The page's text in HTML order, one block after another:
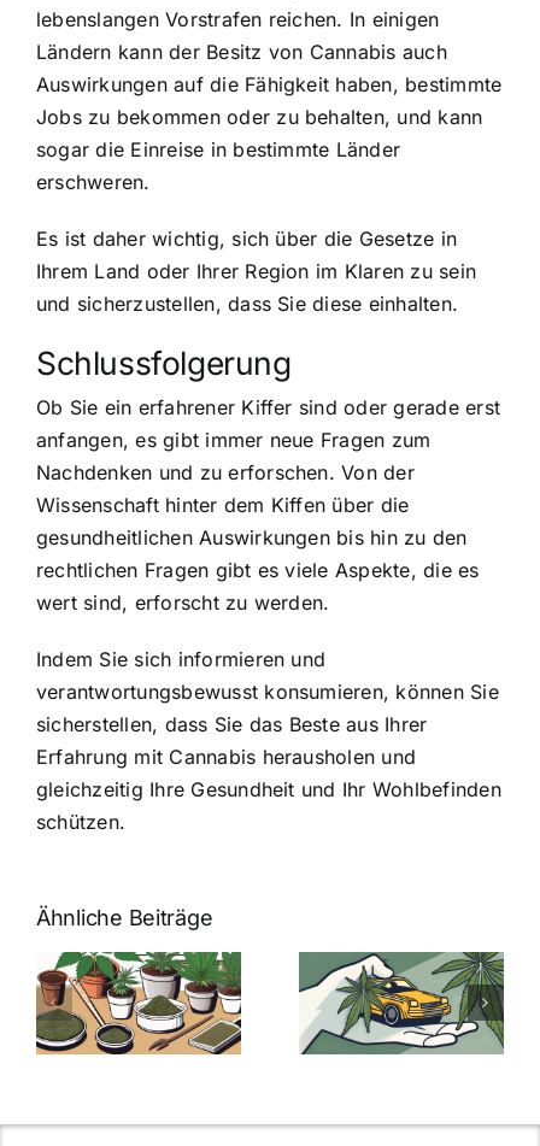
lebenslangen Vorstrafen reichen. In einigen
Ländern kann der Besitz von Cannabis auch
Auswirkungen auf die Fähigkeit haben, bestimmte
Jobs zu bekommen oder zu behalten, und kann
sogar die Einreise in bestimmte Länder
erschweren.
Es ist daher wichtig, sich über die Gesetze in
Ihrem Land oder Ihrer Region im Klaren zu sein
und sicherzustellen, dass Sie diese einhalten.
Schlussfolgerung
Ob Sie ein erfahrener Kiffer sind oder gerade erst
anfangen, es gibt immer neue Fragen zum
Nachdenken und zu erforschen. Von der
Wissenschaft hinter dem Kiffen über die
gesundheitlichen Auswirkungen bis hin zu den
rechtlichen Fragen gibt es viele Aspekte, die es
wert sind, erforscht zu werden.
Indem Sie sich informieren und
verantwortungsbewusst konsumieren, können Sie
sicherstellen, dass Sie das Beste aus Ihrer
Erfahrung mit Cannabis herausholen und
gleichzeitig Ihre Gesundheit und Ihr Wohlbefinden
schützen.
Ähnliche Beiträge
Neue THC-
Grenzwert-
Regelung:
Was Sie über
Cannabis und
müssen
Cannabis
Samen
kaufen: Alles
was Sie